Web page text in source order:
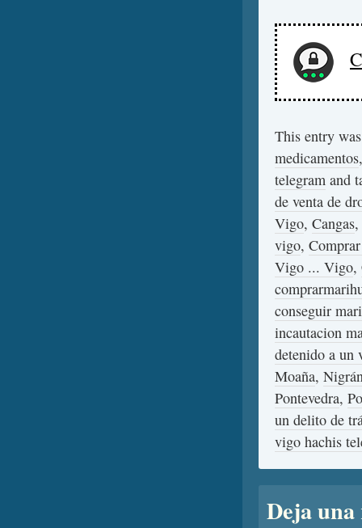
This entry
medicamentos
telegram and
de venta de
Vigo, Cangas,
vigo,
Vigo ... Vigo,
conseguir
incautacion
detenido a un
Moaña,
Pontevedra,
un delito de
vigo hachis
Deja una